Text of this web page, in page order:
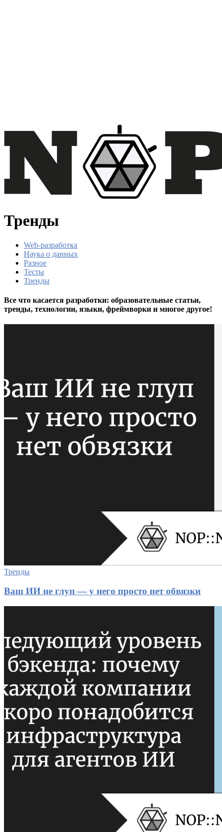
Тренды
Web-разработка
Наука о данных
Разное
Тесты
Тренды
Все что касается разработки: образовательные статьи,
тренды, технологии, языки, фреймворки и многое другое!
Тренды
Ваш ИИ не глуп — у него просто нет обвязки